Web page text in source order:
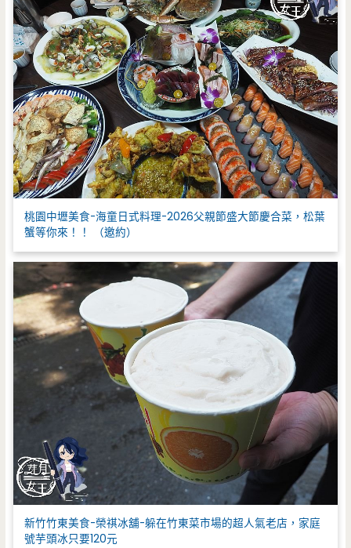
桃園中壢美食-海童日式料理-2026父親節盛大節慶合菜，松葉
蟹等你來！！ （邀約）
新竹竹東美食-榮祺冰舖-躲在竹東菜市場的超人氣老店，家庭
號芋頭冰只要120元